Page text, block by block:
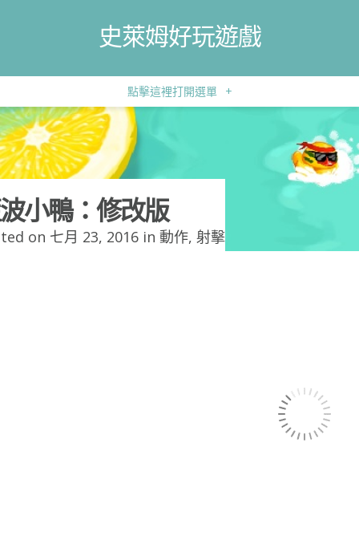
史萊姆好玩遊戲
點擊這裡打開選單 +
小鴨：修改版
on 七月 23, 2016 in 動作, 射擊